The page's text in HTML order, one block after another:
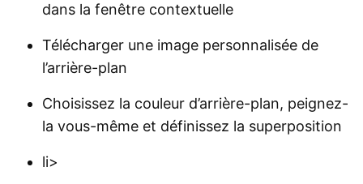
dans la fenêtre contextuelle
Télécharger une image personnalisée de
l’arrière-plan
Choisissez la couleur d’arrière-plan, peignez-
la vous-même et définissez la superposition
li>